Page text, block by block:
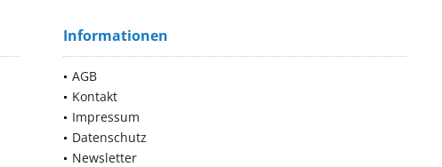
Informationen
AGB
Kontakt
Impressum
Datenschutz
Newsletter